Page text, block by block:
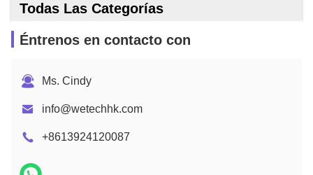
Todas Las Categorías
Éntrenos en contacto con
Ms. Cindy
info@wetechhk.com
+8613924120087